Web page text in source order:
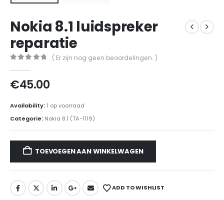
Nokia 8.1 luidspreker
reparatie
( Er zijn nog geen beoordelingen. )
€45.00
Availability: 1 op voorraad
Categorie: Nokia 8.1 (TA-1119)
TOEVOEGEN AAN WINKELWAGEN
ADD TO WISHLIST